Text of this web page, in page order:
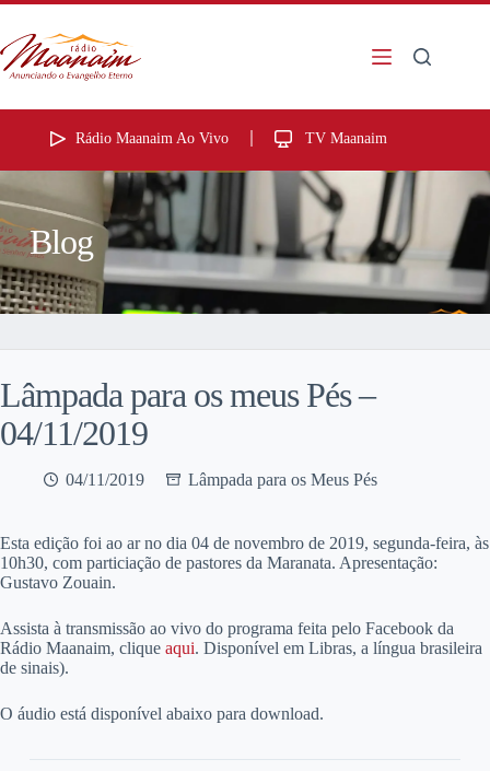
Rádio Maanaim Ao Vivo TV Maanaim
Blog
Lâmpada para os meus Pés –
04/11/2019
04/11/2019 Lâmpada para os Meus Pés
Esta edição foi ao ar no dia 04 de novembro de 2019, segunda-feira, às
10h30, com particiação de pastores da Maranata. Apresentação:
Gustavo Zouain.
Assista à transmissão ao vivo do programa feita pelo Facebook da
Rádio Maanaim, clique aqui. Disponível em Libras, a língua brasileira
de sinais).
O áudio está disponível abaixo para download.